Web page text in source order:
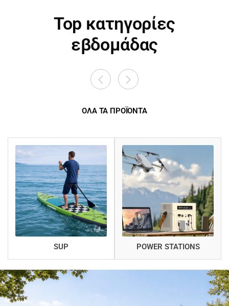
Top κατηγορίες
εβδομάδας
ΟΛΑ ΤΑ ΠΡΟΪΟΝΤΑ
SUP POWER STATIONS